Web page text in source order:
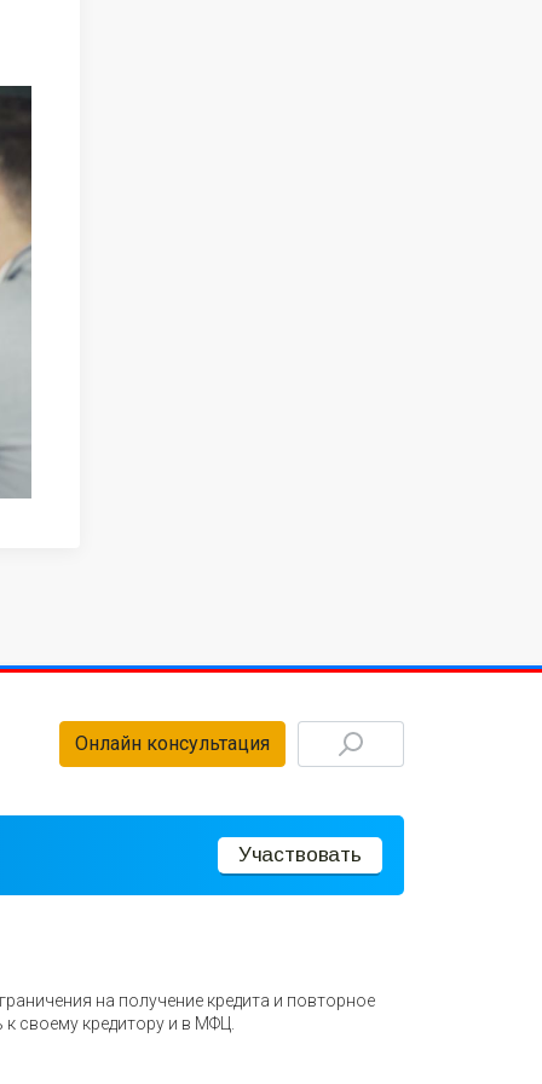
Онлайн консультация
Участвовать
на получение кредита и повторное
своему кредитору и в МФЦ.